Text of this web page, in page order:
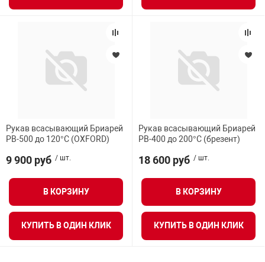
Рукав всасывающий Бриарей
РВ-500 до 120°С (OXFORD)
9 900 руб / шт.
В КОРЗИНУ
КУПИТЬ В ОДИН КЛИК
Рукав всасывающий Бриарей
РВ-400 до 200°С (брезент)
18 600 руб / шт.
В КОРЗИНУ
КУПИТЬ В ОДИН КЛИК